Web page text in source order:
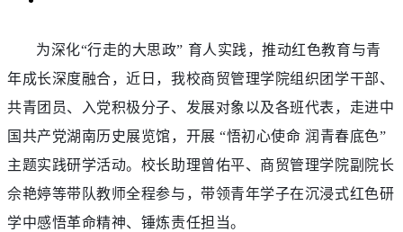
为深化“行走的大思政” 育人实践，推动红色教育与青
年成长深度融合，近日，我校商贸管理学院组织团学干部、
共青团员、入党积极分子、发展对象以及各班代表，走进中
国共产党湖南历史展览馆，开展 “悟初心使命 润青春底色”
主题实践研学活动。校长助理曾佑平、商贸管理学院副院长
佘艳婷等带队教师全程参与，带领青年学子在沉浸式红色研
学中感悟革命精神、锤炼责任担当。